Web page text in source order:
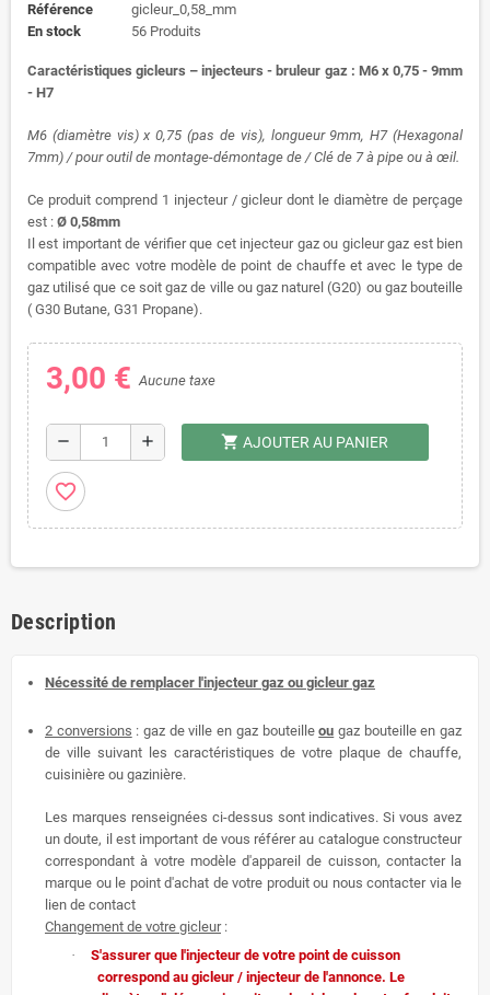
Référence
gicleur_0,58_mm
En stock
56 Produits
Caractéristiques gicleurs – injecteurs - bruleur gaz : M6 x 0,75 - 9mm
- H7
M6 (diamètre vis) x 0,75 (pas de vis), longueur 9mm, H7 (Hexagonal
7mm) / pour outil de montage-démontage de / Clé de 7 à pipe ou à œil.
Ce produit comprend 1 injecteur / gicleur dont le diamètre de perçage
est : Ø 0,58mm
Il est important de vérifier que cet injecteur gaz ou gicleur gaz est bien
compatible avec votre modèle de point de chauffe et avec le type de
gaz utilisé que ce soit gaz de ville ou gaz naturel (G20) ou gaz bouteille
( G30 Butane, G31 Propane).
3,00 €Aucune taxe
remove add shopping_cart AJOUTER AU PANIER
favorite_border
Description
Nécessité de remplacer l'injecteur gaz ou gicleur gaz
2 conversions : gaz de ville en gaz bouteilleou gaz bouteille en gaz
de ville suivant les caractéristiques de votre plaque de chauffe,
cuisinière ou gazinière.
Les marques renseignées ci-dessus sont indicatives. Si vous avez
un doute, il est important de vous référer au catalogue constructeur
correspondant à votre modèle d'appareil de cuisson, contacter la
marque ou le point d'achat de votre produit ou nous contacter via le
lien de contact
Changement de votre gicleur:
·
S'assurer que l'injecteur de votre point de cuisson
correspond au gicleur / injecteur de l'annonce. Le